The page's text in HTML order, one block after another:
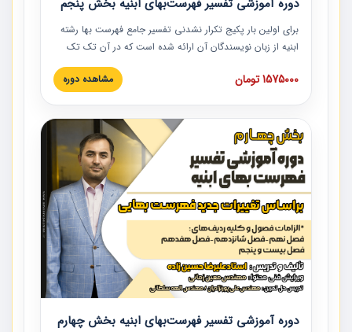
دوره آموزشی تفسیر فهرست‌بهای ابنیه بخش پنجم
برای اولین بار پکیج تکرار نشدنی تفسیر جامع فهرست بها رشته
ابنیه از زبان نویسندگان آن ارائه شده است که در آن تک تک
ردیف ها و مطالب فهرست بها تفسیر و ارائه شده است. این
دوره به صورت کامل تصویری بوده و به همراه تصاویر عملیات
دوره با کلام مهندس علیرضاحسین‌زاده مدیر پروژه مهندسی
مشاور در امر بازنگری فهرست بها رشته ابنیه ارائه شده و به تمام
همکارانی که در حوزه صنعت ساخت در حال فعالیت هستند حتما
توصیه می کنیم از مطالب این دوره استفاده نمایند.
1575000 تومان مشاهده دوره
دوره آموزشی تفسیر فهرست‌بهای ابنیه بخش چهارم